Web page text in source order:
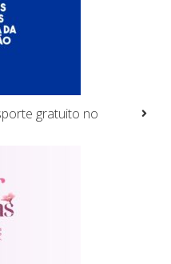
gratuito no